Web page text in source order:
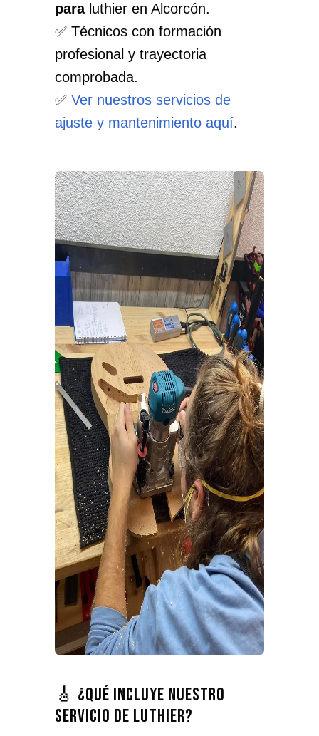
paraluthier en Alcorcón.
✅ Técnicos con formación
profesional y trayectoria
comprobada.
✅ Ver nuestros servicios de
ajuste y mantenimiento aquí.
🎸 ¿Qué incluye nuestro
servicio de luthier?